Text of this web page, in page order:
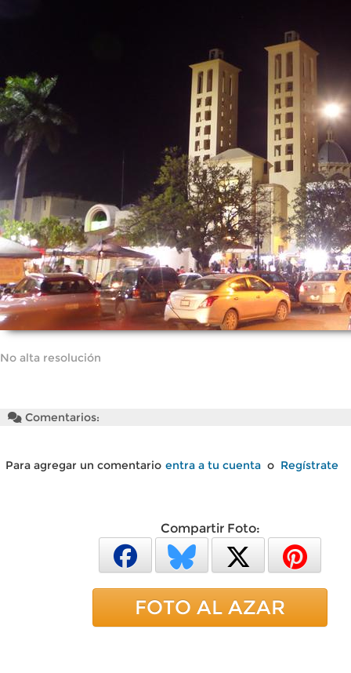
No alta resolución
Comentarios:
Para agregar un comentario entra a tu cuenta o Regístrate
Compartir Foto:
FOTO AL AZAR